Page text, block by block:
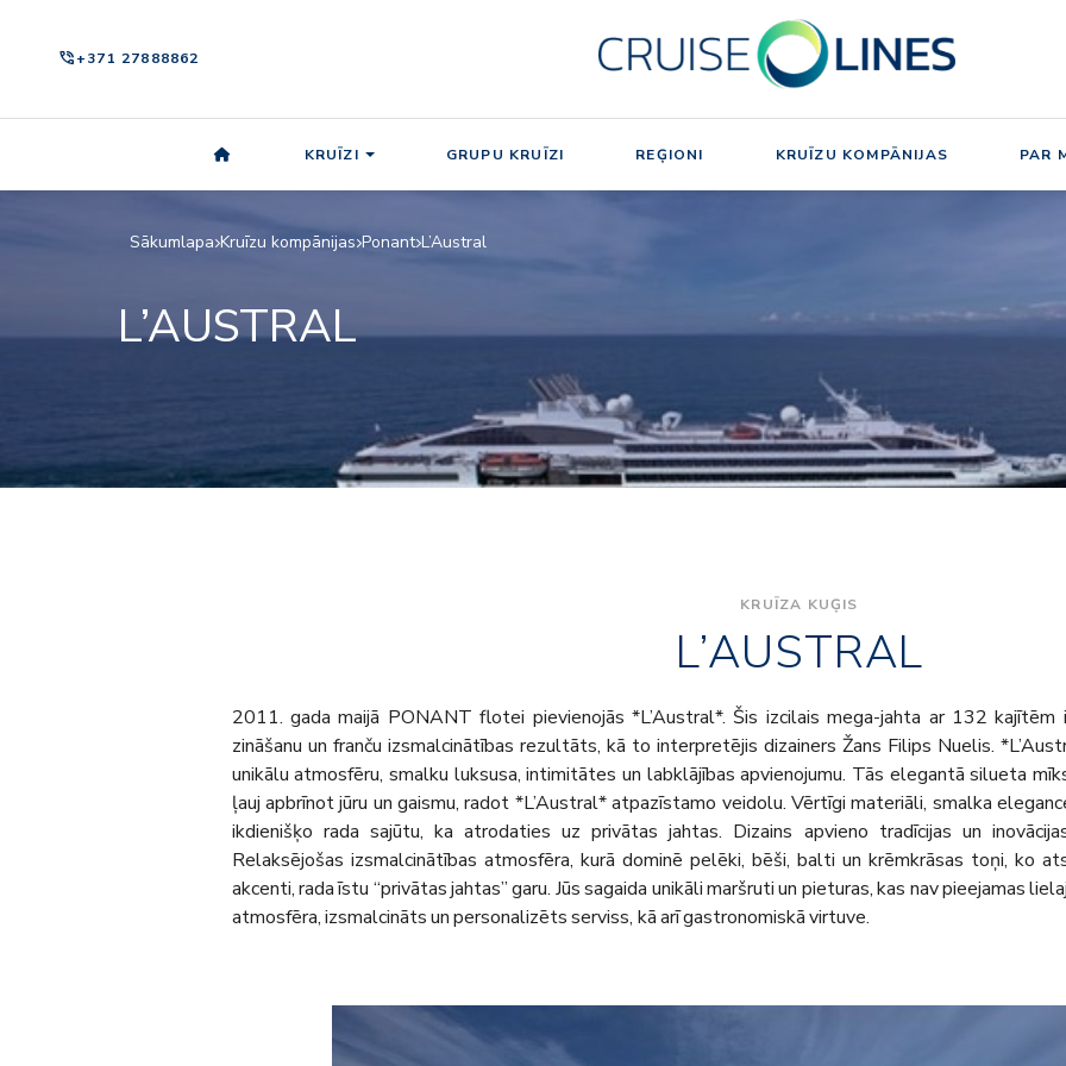
phone_in_talk+371 27888862
KRUĪZI GRUPU KRUĪZI REĢIONI KRUĪZU KOMPĀNIJAS PAR
Sākumlapa Kruīzu kompānijas Ponant L’Austral
L’AUSTRAL
KRUĪZA KUĢIS
L’AUSTRAL
2011. gada maijā PONANT flotei pievienojās *L’Austral*. Šis izcilais mega-jahta ar 132 kajītēm
zināšanu un franču izsmalcinātības rezultāts, kā to interpretējis dizainers Žans Filips Nuelis.
unikālu atmosfēru, smalku luksusa, intimitātes un labklājības apvienojumu. Tās elegantā silueta
ļauj apbrīnot jūru un gaismu, radot *L’Austral* atpazīstamo veidolu. Vērtīgi materiāli, smalka
ikdienišķo rada sajūtu, ka atrodaties uz privātas jahtas. Dizains apvieno tradīcijas un
Relaksējošas izsmalcinātības atmosfēra, kurā dominē pelēki, bēši, balti un krēmkrāsas toņi, ko
akcenti, rada īstu “privātas jahtas” garu. Jūs sagaida unikāli maršruti un pieturas, kas nav pieejamas
atmosfēra, izsmalcināts un personalizēts serviss, kā arī gastronomiskā virtuve.